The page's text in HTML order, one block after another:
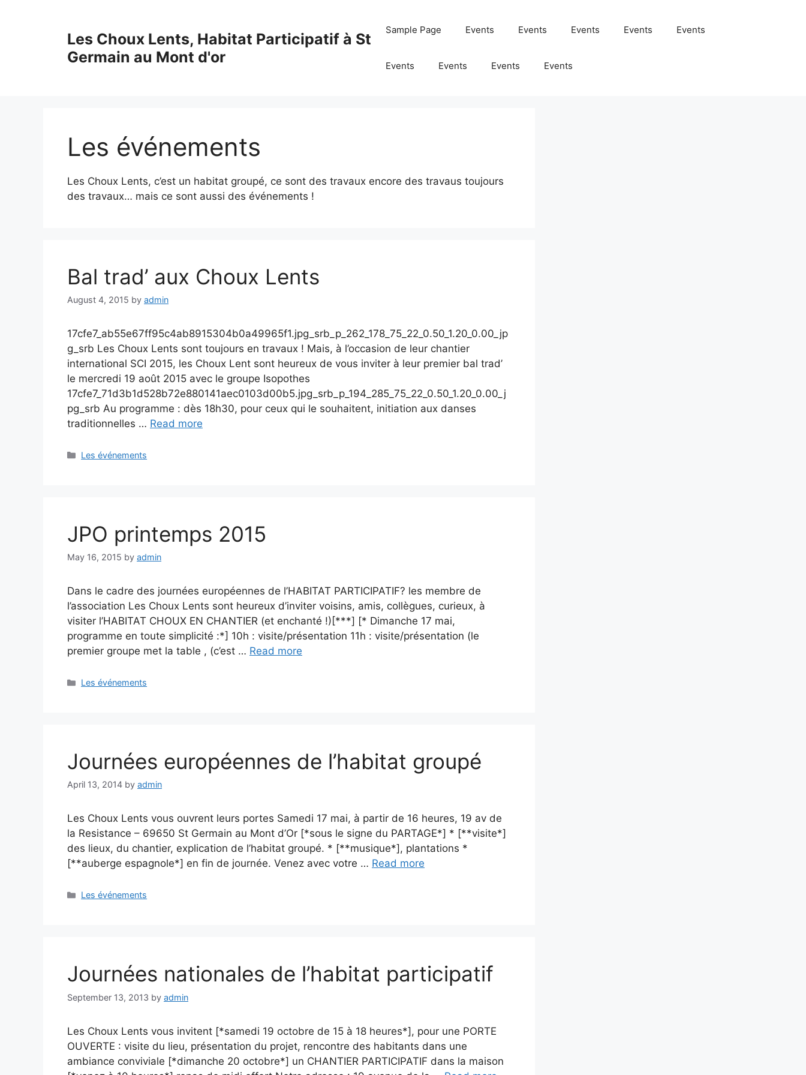
Les Choux Lents, Habitat Participatif à St
Germain au Mont d'or
Sample Page Events Events Events Events Events
Events Events Events Events
Les événements
Les Choux Lents, c’est un habitat groupé, ce sont des travaux encore des travaus toujours
des travaux… mais ce sont aussi des événements !
Bal trad’ aux Choux Lents
August 4, 2015 by admin
17cfe7_ab55e67ff95c4ab8915304b0a49965f1.jpg_srb_p_262_178_75_22_0.50_1.20_0.00_jp
g_srb Les Choux Lents sont toujours en travaux ! Mais, à l’occasion de leur chantier
international SCI 2015, les Choux Lent sont heureux de vous inviter à leur premier bal trad’
le mercredi 19 août 2015 avec le groupe Isopothes
17cfe7_71d3b1d528b72e880141aec0103d00b5.jpg_srb_p_194_285_75_22_0.50_1.20_0.00_j
pg_srb Au programme : dès 18h30, pour ceux qui le souhaitent, initiation aux danses
traditionnelles … Read more
Categories
Les événements
JPO printemps 2015
May 16, 2015 by admin
Dans le cadre des journées européennes de l’HABITAT PARTICIPATIF? les membre de
l’association Les Choux Lents sont heureux d’inviter voisins, amis, collègues, curieux, à
visiter l’HABITAT CHOUX EN CHANTIER (et enchanté !)[***] [* Dimanche 17 mai,
programme en toute simplicité :*] 10h : visite/présentation 11h : visite/présentation (le
premier groupe met la table , (c’est … Read more
Categories
Les événements
Journées européennes de l’habitat groupé
April 13, 2014 by admin
Les Choux Lents vous ouvrent leurs portes Samedi 17 mai, à partir de 16 heures, 19 av de
la Resistance – 69650 St Germain au Mont d’Or [*sous le signe du PARTAGE*] * [**visite*]
des lieux, du chantier, explication de l’habitat groupé. * [**musique*], plantations *
[**auberge espagnole*] en fin de journée. Venez avec votre … Read more
Categories
Les événements
Journées nationales de l’habitat participatif
September 13, 2013 by admin
Les Choux Lents vous invitent [*samedi 19 octobre de 15 à 18 heures*], pour une PORTE
OUVERTE : visite du lieu, présentation du projet, rencontre des habitants dans une
ambiance conviviale [*dimanche 20 octobre*] un CHANTIER PARTICIPATIF dans la maison